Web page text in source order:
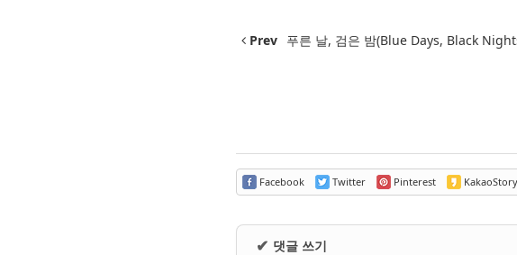
Prev 푸른 날, 검은 밤(Blue Days, Black
Facebook Twitter Pinterest KakaoStory
✔ 댓글 쓰기